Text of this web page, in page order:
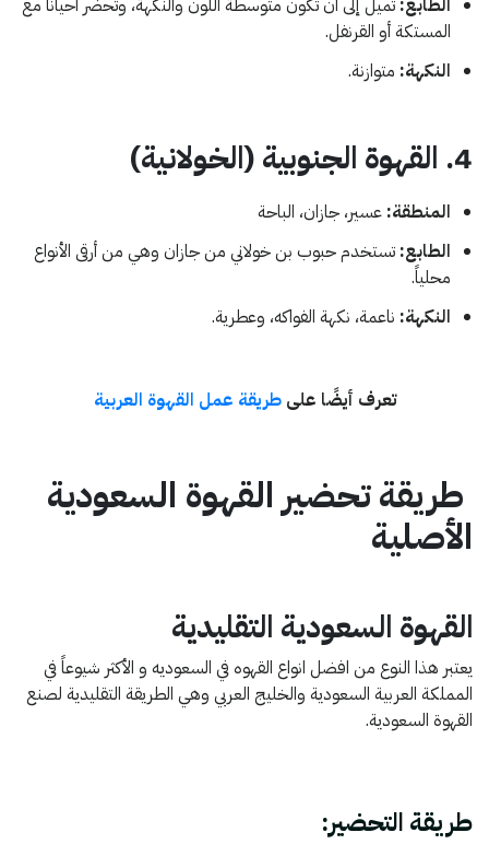
الطابع: تميل إلى أن تكون متوسطة اللون والنكهة، وتُحضَّر أحياناً مع
المستكة أو القرنفل.
النكهة: متوازنة.
4. القهوة الجنوبية (الخولانية)
المنطقة: عسير، جازان، الباحة
الطابع: تستخدم حبوب بن خولاني من جازان وهي من أرقى الأنواع
محلياً.
النكهة: ناعمة، نكهة الفواكه، وعطرية.
تعرف أيضًا علىطريقة عمل القهوة العربية
طريقة تحضير القهوة السعودية
الأصلية
القهوة السعودية التقليدية
يعتبر هذا النوع من افضل انواع القهوه في السعوديه و الأكثر شيوعاً في
المملكة العربية السعودية والخليج العربي وهي الطريقة التقليدية لصنع
القهوة السعودية.
طريقة التحضير: